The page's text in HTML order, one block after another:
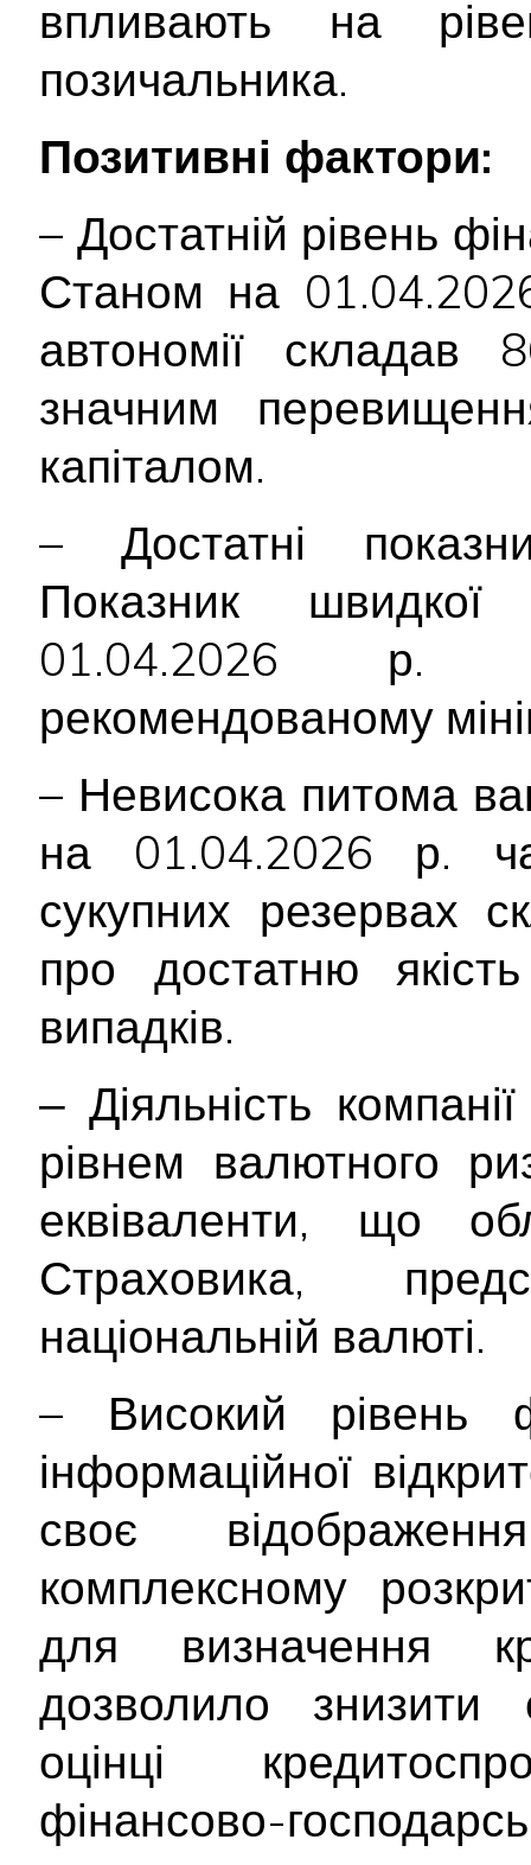
впливають на
позичальника.
Позитивні фактори:
– Достатній рівень
Станом на
автономії складав
значним
капіталом.
– Достатні
Показник швидкої
01.04.2026 р.
рекомендованому
– Невисока питома
на 01.04.2026 р.
сукупних резервах
про достатню
випадків.
‒ Діяльність
рівнем валютного
еквіваленти, що
Страховика,
національній валюті.
– Високий рівень
інформаційної
своє
комплексному
для визначення
дозволило знизити
оцінці
фінансово-